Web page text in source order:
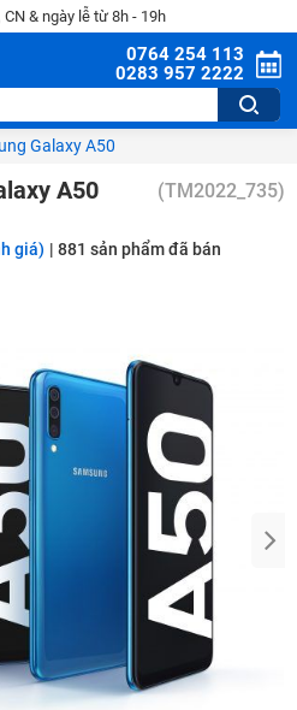
CN & ngày lễ từ 8h - 19h
0764 254 113
0283 957 2222
Galaxy A50
A50 (TM2022_735)
giá) | 881 sản phẩm đã bán